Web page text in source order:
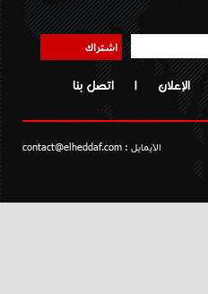
اشتراك
الإعلان | اتصل بنا
الايمايل : contact@elheddaf.com